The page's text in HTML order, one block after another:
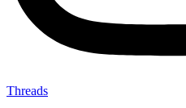
Threads